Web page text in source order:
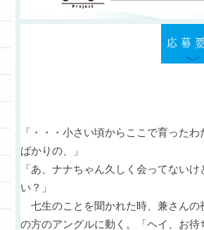
「・・・小さい頃からここで育った
ばかりの、」
「あ、ナナちゃん久しく会ってない
い？」
七生のことを聞かれた時、兼さんの
の方のアングルに動く。「ヘイ、お待